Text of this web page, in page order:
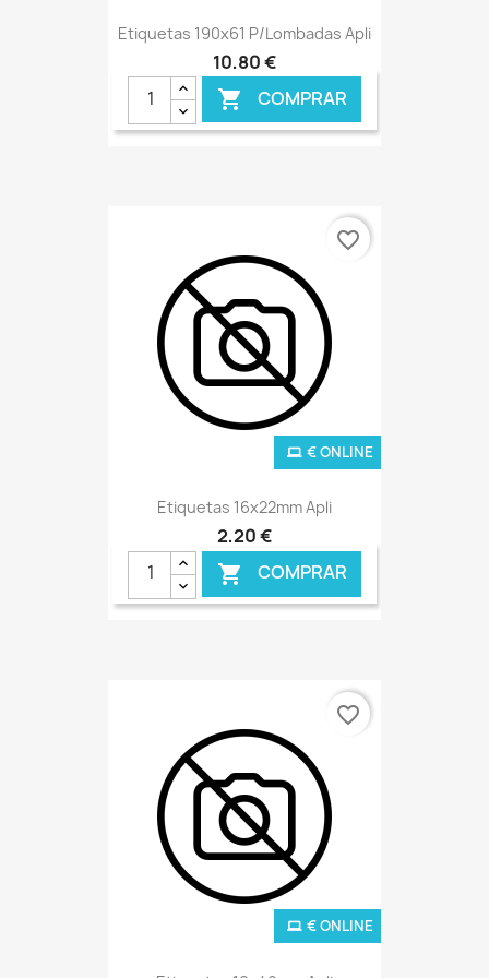
Etiquetas 190x61 P/Lombadas Apli
10,80 €
 COMPRAR
Etiquetas 16x22mm Apli
2,20 €
 COMPRAR
€ ONLINE
favorite_border
€ ONLINE
favorite_border